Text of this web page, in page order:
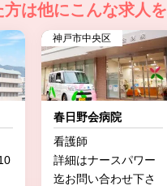
方は他にこんな求人
神戸市中央区
春日野会病院
看護師
詳細はナースパワー
迄お問い合わせ下さ